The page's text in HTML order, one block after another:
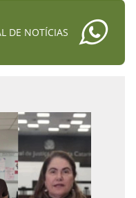
DE NOTÍCIAS